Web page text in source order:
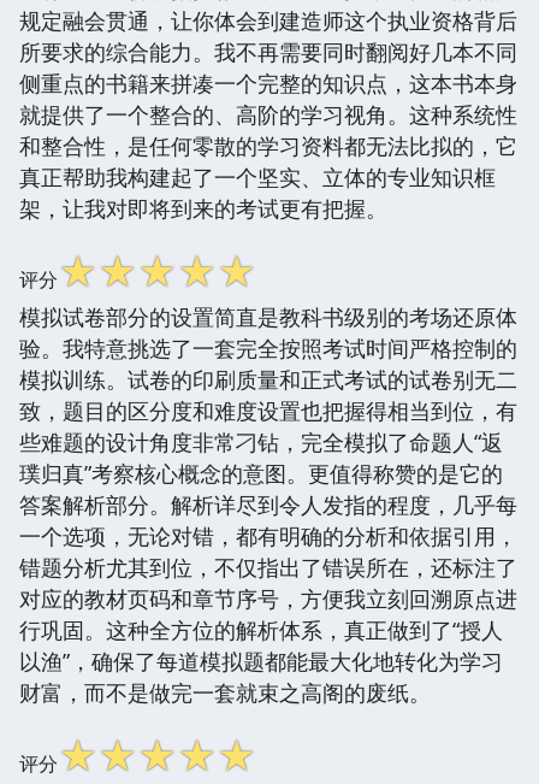
规定融会贯通，让你体会到建造师这个执业资格背后
所要求的综合能力。我不再需要同时翻阅好几本不同
侧重点的书籍来拼凑一个完整的知识点，这本书本身
就提供了一个整合的、高阶的学习视角。这种系统性
和整合性，是任何零散的学习资料都无法比拟的，它
真正帮助我构建起了一个坚实、立体的专业知识框
架，让我对即将到来的考试更有把握。
评分☆☆☆☆☆
模拟试卷部分的设置简直是教科书级别的考场还原体
验。我特意挑选了一套完全按照考试时间严格控制的
模拟训练。试卷的印刷质量和正式考试的试卷别无二
致，题目的区分度和难度设置也把握得相当到位，有
些难题的设计角度非常刁钻，完全模拟了命题人“返
璞归真”考察核心概念的意图。更值得称赞的是它的
答案解析部分。解析详尽到令人发指的程度，几乎每
一个选项，无论对错，都有明确的分析和依据引用，
错题分析尤其到位，不仅指出了错误所在，还标注了
对应的教材页码和章节序号，方便我立刻回溯原点进
行巩固。这种全方位的解析体系，真正做到了“授人
以渔”，确保了每道模拟题都能最大化地转化为学习
财富，而不是做完一套就束之高阁的废纸。
评分☆☆☆☆☆